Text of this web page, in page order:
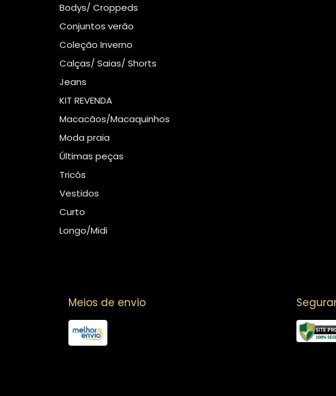
Bodys/ Croppeds
Conjuntos verão
Coleção Inverno
Calças/ Saias/ Shorts
Jeans
KIT REVENDA
Macacãos/Macaquinhos
Moda praia
Últimas peças
Tricôs
Vestidos
Curto
Longo/Midi
Meios de envio